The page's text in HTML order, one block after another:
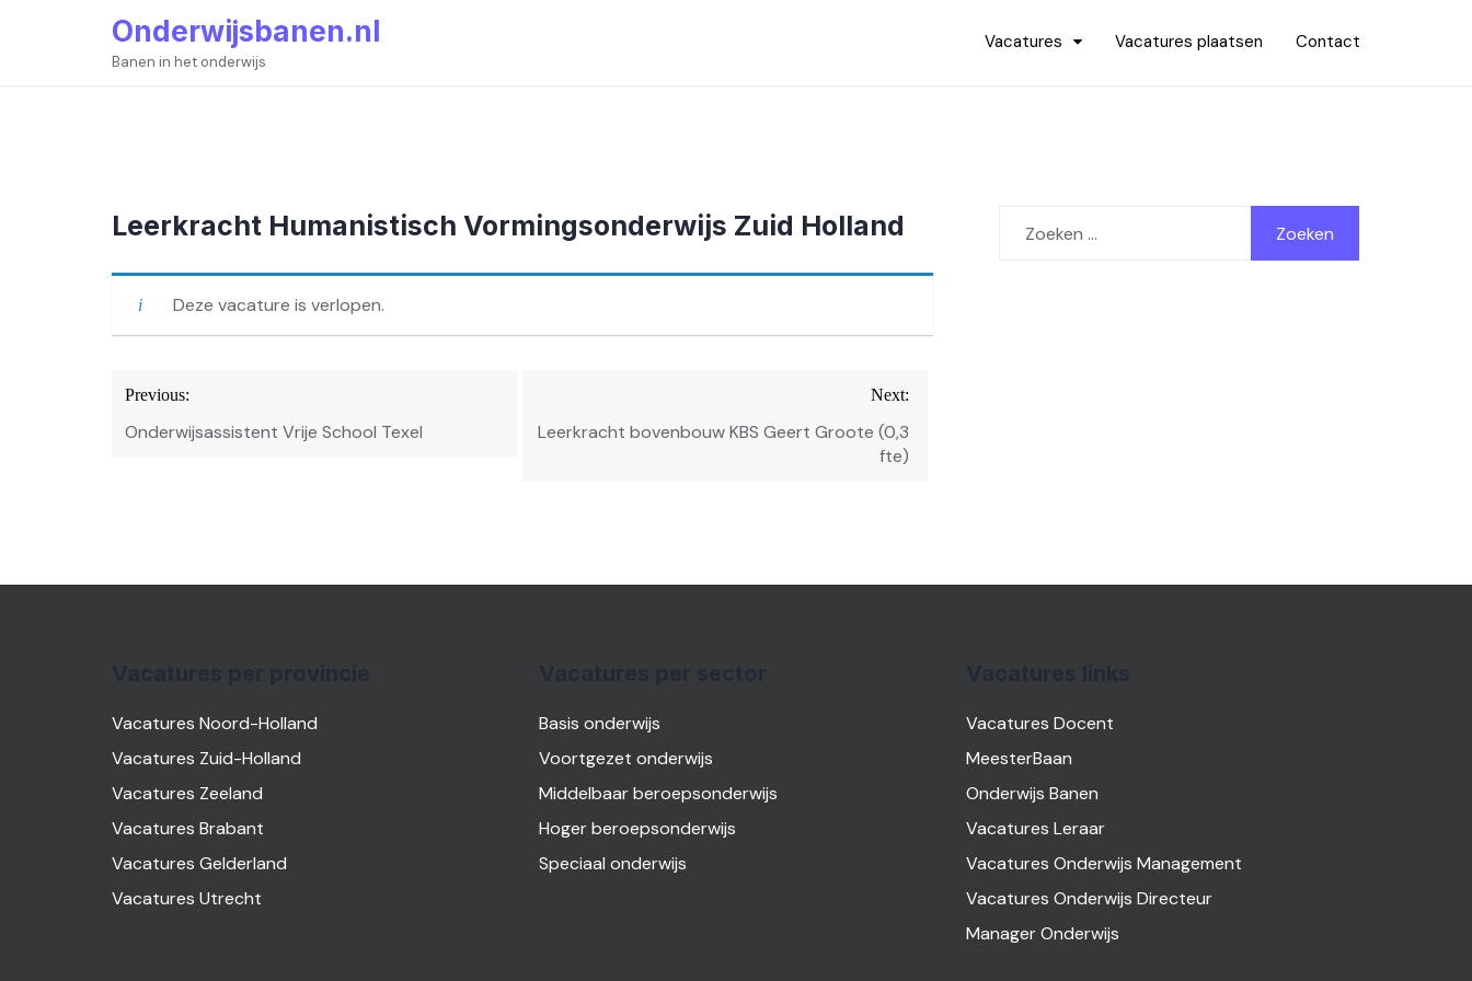
Onderwijsbanen.nl
Banen in het onderwijs
Vacatures Vacatures plaatsen Contact
Leerkracht Humanistisch Vormingsonderwijs Zuid Holland
Deze vacature is verlopen.
Bericht
navigatie
Previous:
Onderwijsassistent Vrije School Texel
Next:
Leerkracht bovenbouw KBS Geert Groote (0,3
fte)
naar:
Vacatures Noord-Holland
Vacatures Zuid-Holland
Vacatures Zeeland
Vacatures Brabant
Vacatures Gelderland
Vacatures Utrecht
Basis onderwijs
Voortgezet onderwijs
Middelbaar beroepsonderwijs
Hoger beroepsonderwijs
Speciaal onderwijs
Vacatures Docent
MeesterBaan
Onderwijs Banen
Vacatures Leraar
Vacatures Onderwijs Management
Vacatures Onderwijs Directeur
Manager Onderwijs